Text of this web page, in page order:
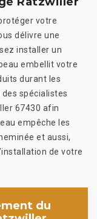
votre
délivre une
installer un
embellit votre
durant les
spécialistes
67430 afin
empêche les
et aussi,
de votre
du